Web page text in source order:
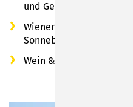
und Geschichtsverein
Wiener Würstchen &
Sonneberg
Wein & Bratwürste vom